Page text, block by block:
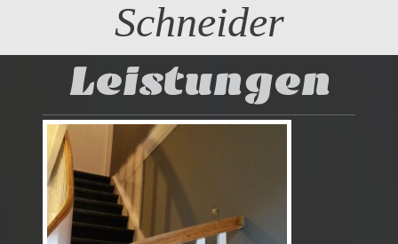
Schneider
Leistungen